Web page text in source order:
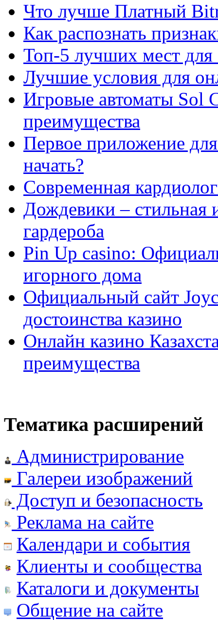
Что лучше Платный
Как распознать
Топ-5 лучших мест для
Лучшие условия для
Игровые автоматы Sol
преимущества
Первое приложение
начать?
Современная
Дождевики – стильная
гардероба
Pin Up casino:
игорного дома
Официальный сайт
достоинства казино
Онлайн казино
преимущества
Тематика расширений
Администрирование
Галереи изображений
Доступ и безопасность
Реклама на сайте
Календари и события
Клиенты и сообщества
Каталоги и документы
Общение на сайте